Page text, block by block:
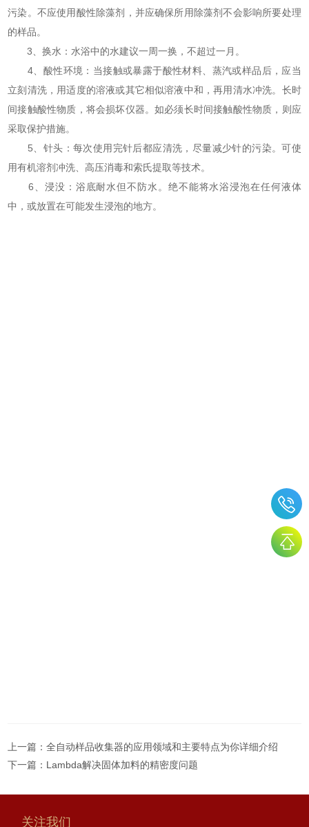
污染。不应使用酸性除藻剂，并应确保所用除藻剂不会影响所要处理
的样品。
3、换水：水浴中的水建议一周一换，不超过一月。
4、酸性环境：当接触或暴露于酸性材料、蒸汽或样品后，应当
立刻清洗，用适度的溶液或其它相似溶液中和，再用清水冲洗。长时
间接触酸性物质，将会损坏仪器。如必须长时间接触酸性物质，则应
采取保护措施。
5、针头：每次使用完针后都应清洗，尽量减少针的污染。可使
用有机溶剂冲洗、高压消毒和索氏提取等技术。
6、浸没：浴底耐水但不防水。绝不能将水浴浸泡在任何液体
中，或放置在可能发生浸泡的地方。
上一篇：全自动样品收集器的应用领域和主要特点为你详细介绍
下一篇： Lambda解决固体加料的精密度问题
关注我们